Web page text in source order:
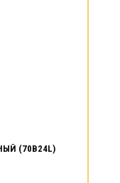
(70B24L)